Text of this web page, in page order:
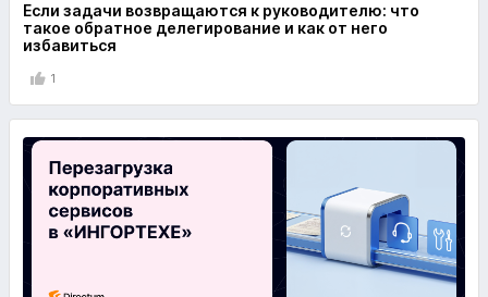
Если задачи возвращаются к руководителю: что
такое обратное делегирование и как от него
избавиться
1